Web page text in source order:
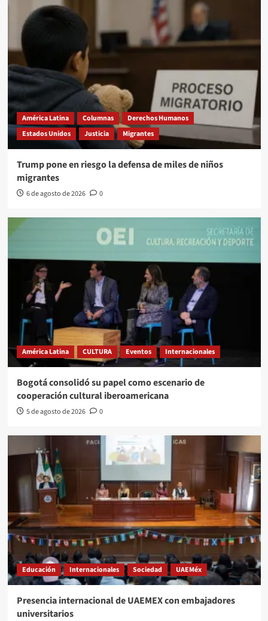
América Latina Columnas
Derechos Humanos
Estados Unidos
Justicia Migrantes
Trump pone en riesgo la defensa de miles de niños
migrantes
6 de agosto de 2026 0
América Latina CULTURA Eventos Internacionales
Bogotá consolidó su papel como escenario de
cooperación cultural iberoamericana
5 de agosto de 2026 0
Educación Internacionales Sociedad UAEMéx
Presencia internacional de UAEMEX con embajadores
universitarios